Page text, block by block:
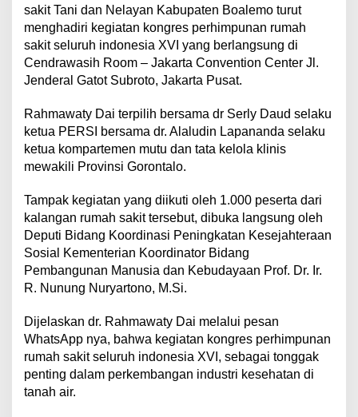
sakit Tani dan Nelayan Kabupaten Boalemo turut
menghadiri kegiatan kongres perhimpunan rumah
sakit seluruh indonesia XVI yang berlangsung di
Cendrawasih Room – Jakarta Convention Center Jl.
Jenderal Gatot Subroto, Jakarta Pusat.
Rahmawaty Dai terpilih bersama dr Serly Daud selaku
ketua PERSI bersama dr. Alaludin Lapananda selaku
ketua kompartemen mutu dan tata kelola klinis
mewakili Provinsi Gorontalo.
Tampak kegiatan yang diikuti oleh 1.000 peserta dari
kalangan rumah sakit tersebut, dibuka langsung oleh
Deputi Bidang Koordinasi Peningkatan Kesejahteraan
Sosial Kementerian Koordinator Bidang
Pembangunan Manusia dan Kebudayaan Prof. Dr. Ir.
R. Nunung Nuryartono, M.Si.
Dijelaskan dr. Rahmawaty Dai melalui pesan
WhatsApp nya, bahwa kegiatan kongres perhimpunan
rumah sakit seluruh indonesia XVI, sebagai tonggak
penting dalam perkembangan industri kesehatan di
tanah air.